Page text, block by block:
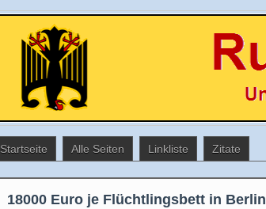
Startseite Alle Seiten Linkliste Zitate
18000 Euro je Flüchtlingsbett in Berlin